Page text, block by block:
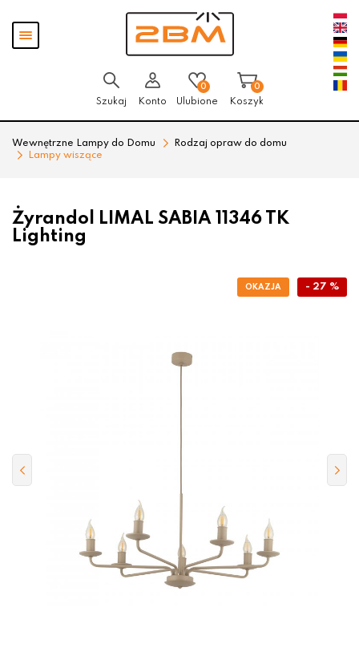
Pokaż
menu
Szukaj Konto
0
Ulubione
0
Koszyk
Wewnętrzne Lampy do Domu
Rodzaj opraw do domu
Lampy wiszące
Żyrandol LIMAL SABIA 11346 TK
Lighting
- 27 %